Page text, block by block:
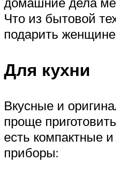
Что из бытовой
подарить
Для кухни
Вкусные и
проще
есть компактные
приборы: